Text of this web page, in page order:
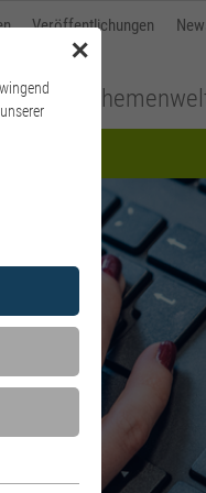
Veröffentlichungen
✕